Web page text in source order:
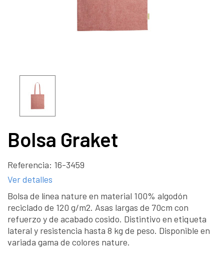
Bolsa Graket
Referencia: 16-3459
Ver detalles
Bolsa de línea nature en material 100% algodón
reciclado de 120 g/m2. Asas largas de 70cm con
refuerzo y de acabado cosido. Distintivo en etiqueta
lateral y resistencia hasta 8 kg de peso. Disponible en
variada gama de colores nature.